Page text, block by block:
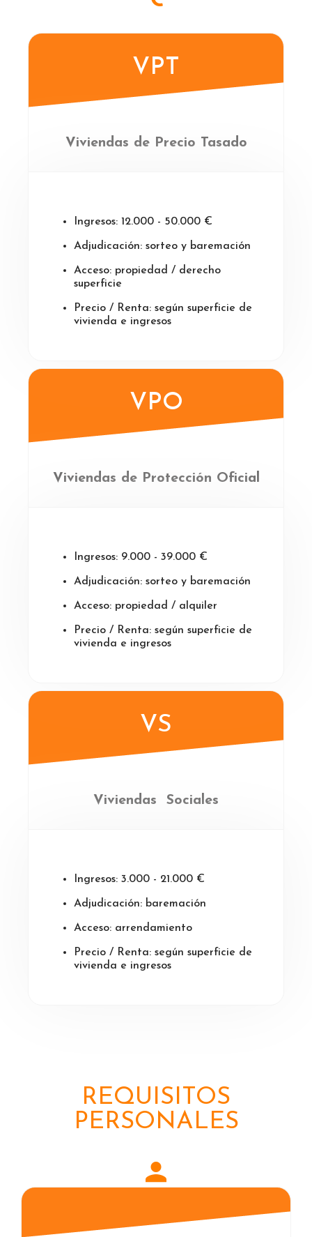
VPT
Viviendas de Precio Tasado
Ingresos: 12.000 - 50.000 €
Adjudicación: sorteo y baremación
Acceso: propiedad / derecho
superficie
Precio / Renta: según superficie de
vivienda e ingresos
VPO
Viviendas de Protección Oficial
Ingresos: 9.000 - 39.000 €
Adjudicación: sorteo y baremación
Acceso: propiedad / alquiler
Precio / Renta: según superficie de
vivienda e ingresos
VS
Viviendas Sociales
Ingresos: 3.000 - 21.000 €
Adjudicación: baremación
Acceso: arrendamiento
Precio / Renta: según superficie de
vivienda e ingresos
REQUISITOS
PERSONALES